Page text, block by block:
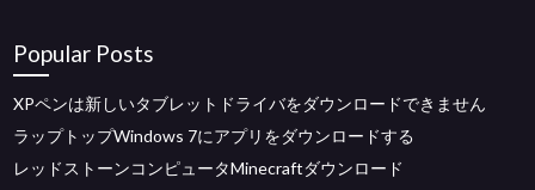
Popular Posts
XPペンは新しいタブレットドライバをダウンロードできません
ラップトップWindows 7にアプリをダウンロードする
レッドストーンコンピュータMinecraftダウンロード